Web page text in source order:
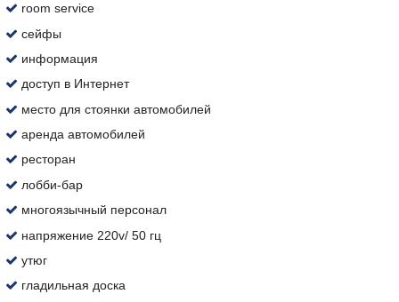
room service
сейфы
информация
доступ в Интернет
место для стоянки автомобилей
аренда автомобилей
ресторан
лобби-бар
многоязычный персонал
напряжение 220v/ 50 гц
утюг
гладильная доска